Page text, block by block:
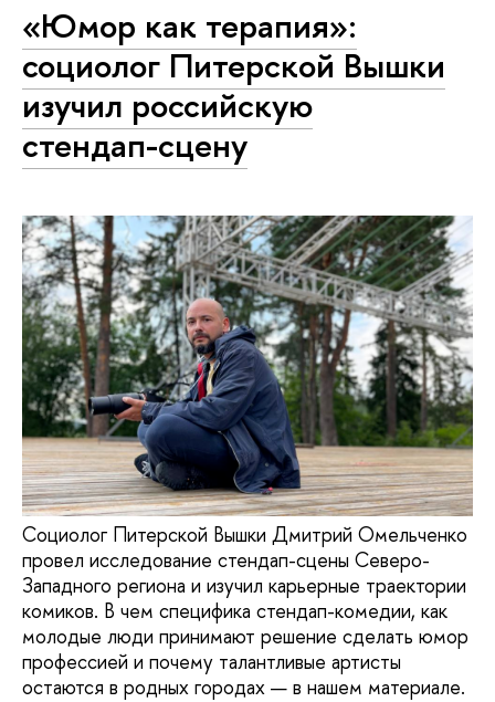
«Юмор как терапия»:
социолог Питерской Вышки
изучил российскую
стендап-сцену
Социолог Питерской Вышки Дмитрий Омельченко
провел исследование стендап-сцены Северо-
Западного региона и изучил карьерные траектории
комиков. В чем специфика стендап-комедии, как
молодые люди принимают решение сделать юмор
профессией и почему талантливые артисты
остаются в родных городах — в нашем материале.